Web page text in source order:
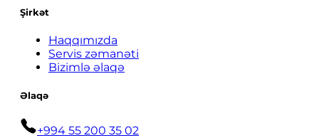
Şirkət
Haqqımızda
Servis zəmanəti
Bizimlə əlaqə
Əlaqə
+994 55 200 35 02